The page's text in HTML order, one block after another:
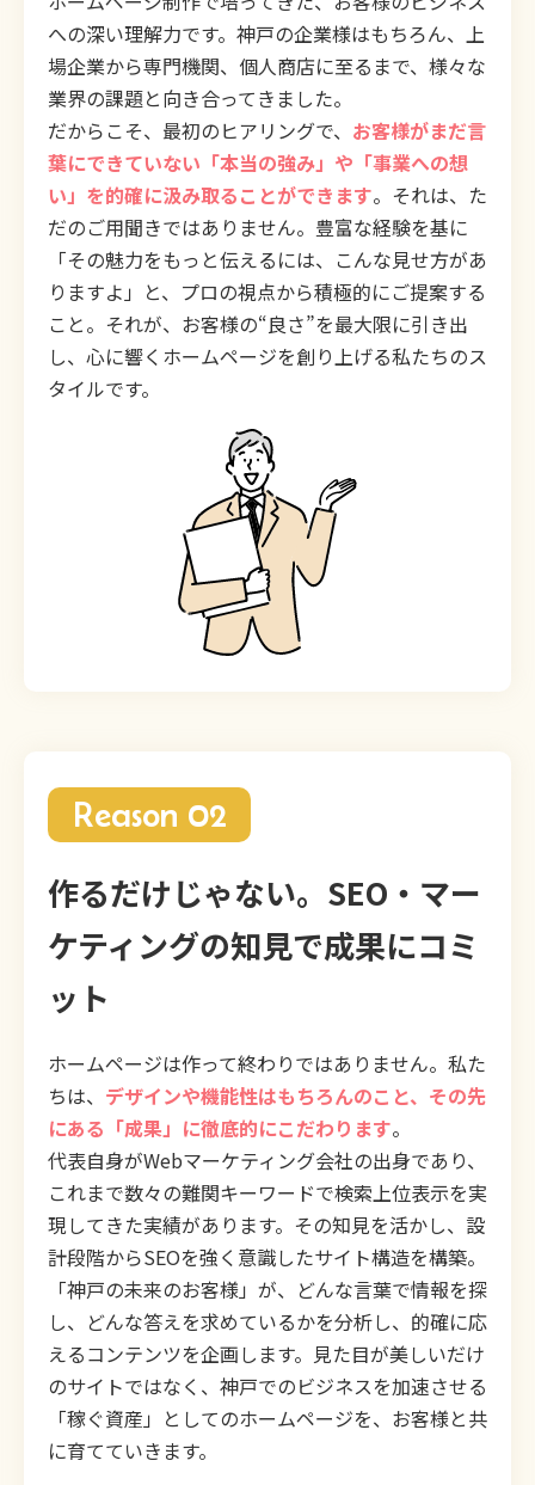
への深い理解力です。神戸の企業様はもちろん、上
場企業から専門機関、個人商店に至るまで、様々な
業界の課題と向き合ってきました。
だからこそ、最初のヒアリングで、 お客様がまだ言
葉にできていない「本当の強み」や「事業への想
い」を的確に汲み取ることができます。それは、た
だのご用聞きではありません。豊富な経験を基に
「その魅力をもっと伝えるには、こんな見せ方があ
りますよ」と、プロの視点から積極的にご提案する
こと。それが、お客様の“良さ”を最大限に引き出
し、心に響くホームページを創り上げる私たちのス
タイルです。
Reason 02
作るだけじゃない。SEO・マー
ケティングの知見で成果にコミ
ット
ホームページは作って終わりではありません。私た
ちは、 デザインや機能性はもちろんのこと、その先
にある「成果」に徹底的にこだわります。
代表自身がWebマーケティング会社の出身であり、
これまで数々の難関キーワードで検索上位表示を実
現してきた実績があります。その知見を活かし、設
計段階からSEOを強く意識したサイト構造を構築。
「神戸の未来のお客様」が、どんな言葉で情報を探
し、どんな答えを求めているかを分析し、的確に応
えるコンテンツを企画します。見た目が美しいだけ
のサイトではなく、神戸でのビジネスを加速させる
「稼ぐ資産」としてのホームページを、お客様と共
に育てていきます。